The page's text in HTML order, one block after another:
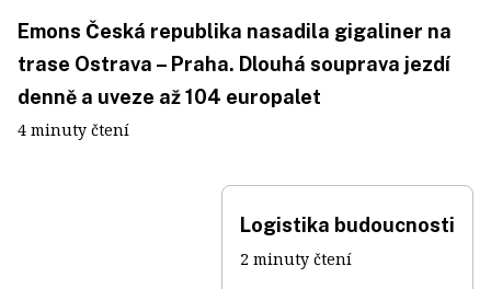
Emons Česká republika nasadila gigaliner na
trase Ostrava – Praha. Dlouhá souprava jezdí
denně a uveze až 104 europalet
4 minuty čtení
Logistika budoucnosti
2 minuty čtení